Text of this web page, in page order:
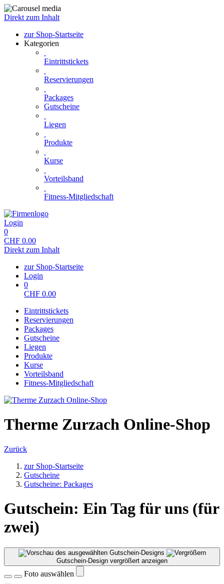
Direkt zum Inhalt
zur Shop-Startseite
Kategorien
Eintrittstickets
Reservierungen
Packages
Gutscheine
Liegen
Produkte
Kurse
Vorteilsband
Fitness-Mitgliedschaft
Login
0
CHF 0.00
Direkt zum Inhalt
zur Shop-Startseite
Login
0
CHF 0.00
Eintrittstickets
Reservierungen
Packages
Gutscheine
Liegen
Produkte
Kurse
Vorteilsband
Fitness-Mitgliedschaft
Therme Zurzach Online-Shop
Zurück
zur Shop-Startseite
Gutscheine
Gutscheine: Packages
Gutschein: Ein Tag für uns (für
zwei)
Gutschein-Design vergrößert anzeigen
Foto auswählen